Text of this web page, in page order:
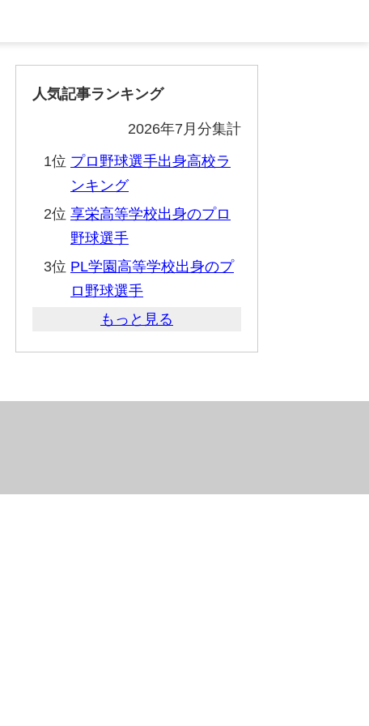
人気記事ランキング
2026年7月分集計
1位 プロ野球選手出身高校ラ
ンキング
2位 享栄高等学校出身のプロ
野球選手
3位 PL学園高等学校出身のプ
ロ野球選手
もっと見る